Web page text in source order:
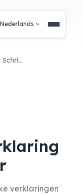
Nederlands
Persoonlijk Verklaring Schrijver
verklaringen